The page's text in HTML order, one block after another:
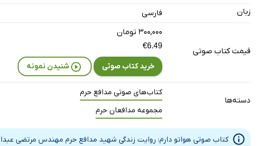
فصل نهم: سال 94
زبان
فارسی
قیمت کتاب صوتی
۳۰۰,۰۰۰ تومان
€6.49
خرید کتاب صوتی شنیدن نمونه
دسته‌ها
کتاب‌های صوتی مدافع حرم
مجموعه مدافعان حرم
کتاب صوتی هواتو دارم: روایت زندگی شهید مدافع حرم مهندس مرتضی